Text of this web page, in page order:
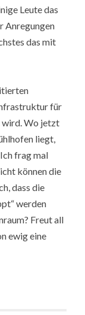
Leute das
Anregungen
das mit
für
wird. Wo jetzt
liegt,
frag mal
können die
dass die
werden
Freut all
ewig eine